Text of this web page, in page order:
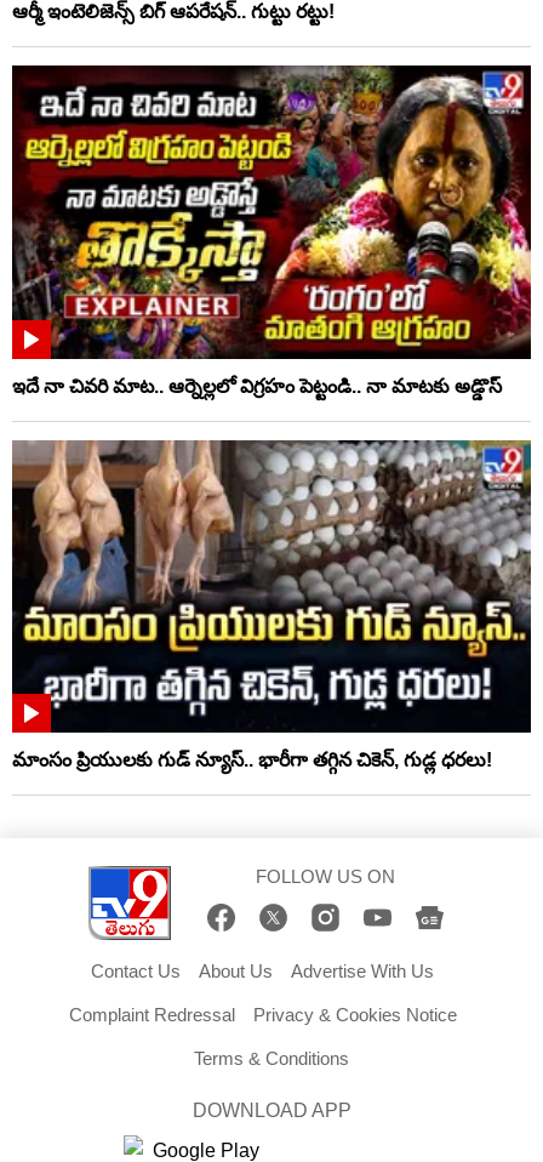
ఆర్మీ ఇంటెలిజెన్స్ బిగ్ ఆపరేషన్.. గుట్టు రట్టు!
ఇదే నా చివరి మాట.. ఆర్నెల్లలో విగ్రహం పెట్టండి.. నా మాటకు అడ్డొస్
మాంసం ప్రియులకు గుడ్ న్యూస్.. భారీగా తగ్గిన చికెన్, గుడ్ల ధరలు!
FOLLOW US ON
Contact Us About Us Advertise With Us
Complaint Redressal Privacy & Cookies Notice
Terms & Conditions
DOWNLOAD APP